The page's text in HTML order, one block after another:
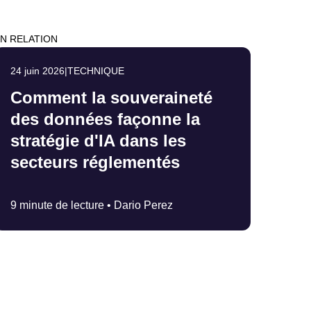
RELATION
24 juin 2026|TECHNIQUE
Comment la souveraineté
des données façonne la
stratégie d'IA dans les
secteurs réglementés
9 minute de lecture • Dario Perez